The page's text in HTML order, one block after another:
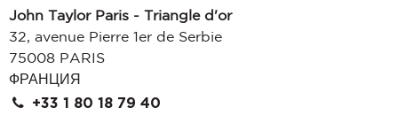
John Taylor Paris - Triangle d'or
32, avenue Pierre 1er de Serbie
75008 PARIS
ФРАНЦИЯ
+33 1 80 18 79 40